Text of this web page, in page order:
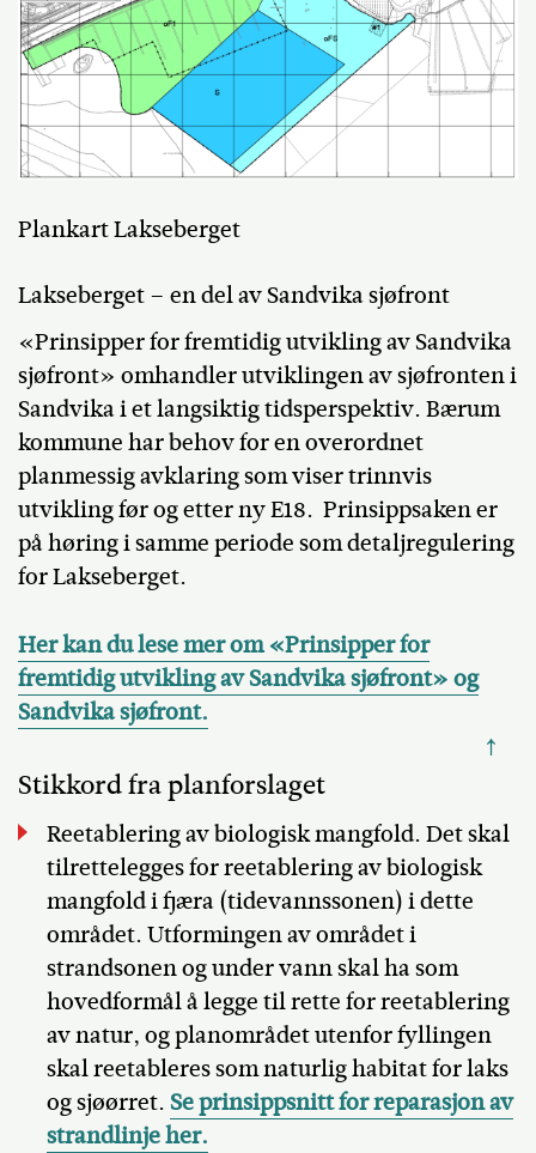
Plankart Lakseberget
Lakseberget – en del av Sandvika sjøfront
«Prinsipper for fremtidig utvikling av Sandvika
sjøfront» omhandler utviklingen av sjøfronten i
Sandvika i et langsiktig tidsperspektiv. Bærum
kommune har behov for en overordnet
planmessig avklaring som viser trinnvis
utvikling før og etter ny E18. Prinsippsaken er
på høring i samme periode som detaljregulering
for Lakseberget.
Her kan du lese mer om «Prinsipper for
fremtidig utvikling av Sandvika sjøfront» og
Sandvika sjøfront.
↑
Stikkord fra planforslaget
Reetablering av biologisk mangfold. Det skal
tilrettelegges for reetablering av biologisk
mangfold i fjæra (tidevannssonen) i dette
området. Utformingen av området i
strandsonen og under vann skal ha som
hovedformål å legge til rette for reetablering
av natur, og planområdet utenfor fyllingen
skal reetableres som naturlig habitat for laks
og sjøørret. Se prinsippsnitt for reparasjon av
strandlinje her.